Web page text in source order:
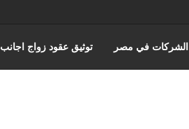
في مصر توثيق عقود زواج اجانب